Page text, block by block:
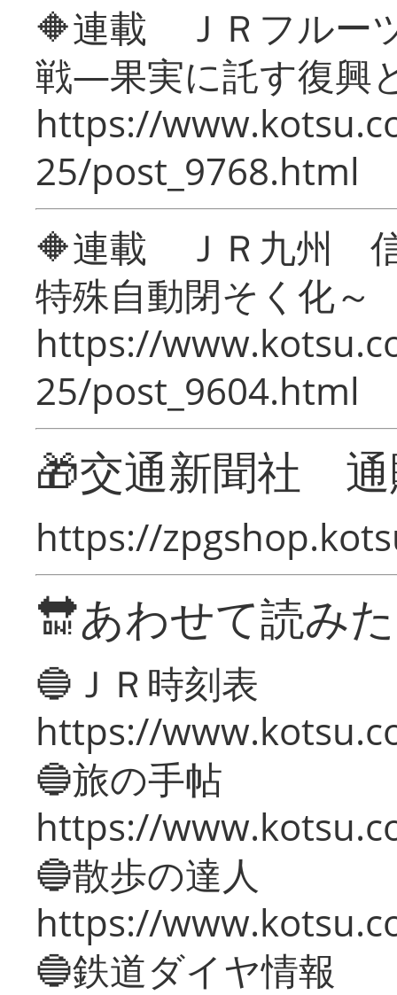
🔶連載 ＪＲフルー
戦―果実に託す復興
https://
25/post_9768.html
🔶連載 ＪＲ九州 信
特殊自動閉そく化～
https://
25/post_9604.html
🎁交通新聞社
https://
🔛あわせて読み
🔵ＪＲ時刻表
https://
🔵旅の手帖
https://
🔵散歩の達人
https://
🔵鉄道ダイヤ情報